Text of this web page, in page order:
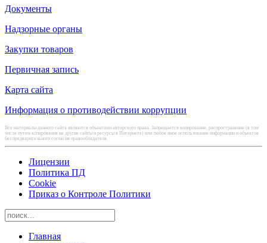
Документы
Надзорные органы
Закупки товаров
Первичная запись
Карта сайта
Информация о противодействии коррупции
Все материалы данного сайта являются объектами авторского права. Запрещается копирование, распространение (в том
числе путем копирования на другие сайты и ресурсы в Интернете) или любое иное использование информации и объектов
без предварительного согласия правообладателя.
Лицензии
Политика ПД
Cookie
Приказ о Контроле Политики
Главная